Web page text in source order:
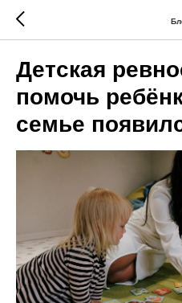
Детская
помочь
семье